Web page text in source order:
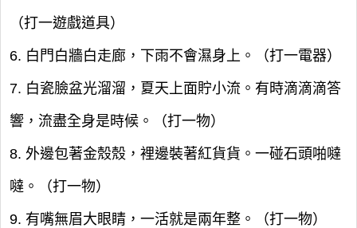
（打一遊戲道具）
6. 白門白牆白走廊，下雨不會濕身上。（打一電器）
7. 白瓷臉盆光溜溜，夏天上面貯小流。有時滴滴滴答
響，流盡全身是時候。（打一物）
8. 外邊包著金殼殼，裡邊裝著紅貨貨。一碰石頭啪噠
噠。（打一物）
9. 有嘴無眉大眼睛，一活就是兩年整。（打一物）